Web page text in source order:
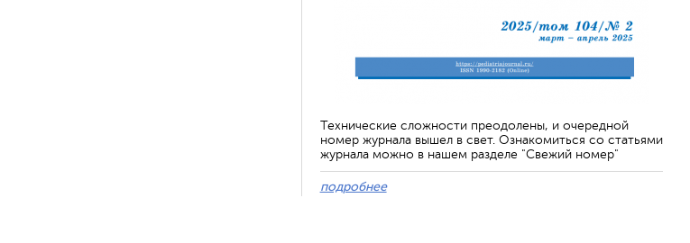
Технические сложности преодолены, и очередной
номер журнала вышел в свет. Ознакомиться со статьями
журнала можно в нашем разделе "Свежий номер"
подробнее